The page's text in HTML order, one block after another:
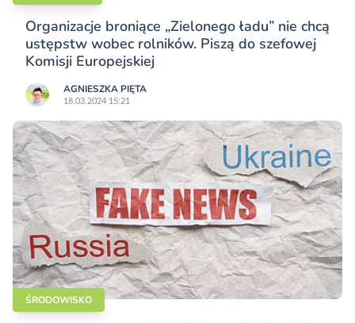
Organizacje broniące „Zielonego ładu” nie chcą
ustępstw wobec rolników. Piszą do szefowej
Komisji Europejskiej
AGNIESZKA PIĘTA
18.03.2024 15:21
ŚRODOWISKO